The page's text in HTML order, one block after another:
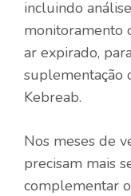
incluindo
monitoramento
ar expirado,
suplementação
Kebreab.
Nos meses de
precisam mais
complementar